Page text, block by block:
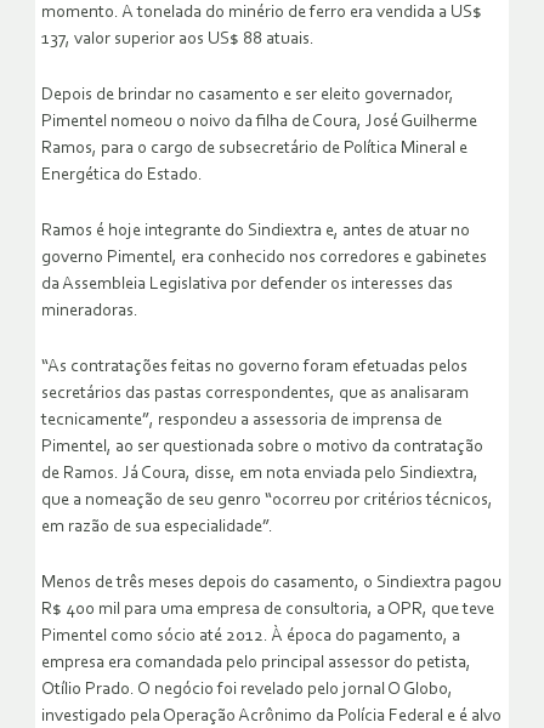
momento. A tonelada do minério de ferro era vendida a US$
137, valor superior aos US$ 88 atuais.
Depois de brindar no casamento e ser eleito governador,
Pimentel nomeou o noivo da filha de Coura, José Guilherme
Ramos, para o cargo de subsecretário de Política Mineral e
Energética do Estado.
Ramos é hoje integrante do Sindiextra e, antes de atuar no
governo Pimentel, era conhecido nos corredores e gabinetes
da Assembleia Legislativa por defender os interesses das
mineradoras.
“As contratações feitas no governo foram efetuadas pelos
secretários das pastas correspondentes, que as analisaram
tecnicamente”, respondeu a assessoria de imprensa de
Pimentel, ao ser questionada sobre o motivo da contratação
de Ramos. Já Coura, disse, em nota enviada pelo Sindiextra,
que a nomeação de seu genro “ocorreu por critérios técnicos,
em razão de sua especialidade”.
Menos de três meses depois do casamento, o Sindiextra pagou
R$ 400 mil para uma empresa de consultoria, a OPR, que teve
Pimentel como sócio até 2012. À época do pagamento, a
empresa era comandada pelo principal assessor do petista,
Otílio Prado. O negócio foi revelado pelo jornal O Globo,
investigado pela Operação Acrônimo da Polícia Federal e é alvo